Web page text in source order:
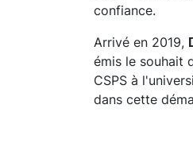
confiance.
Arrivé en 2019,
émis le souhait
CSPS à
dans cette